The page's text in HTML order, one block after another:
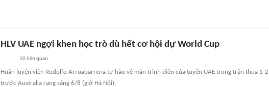
HLV UAE ngợi khen học trò dù hết cơ hội dự World Cup
10liên quan
Huấn luyện viên Rodolfo Arruabarrena tự hào về màn trình diễn của tuyển UAE trong trận thua 1-2
trước Australia rạng sáng 6/8 (giờ Hà Nội).